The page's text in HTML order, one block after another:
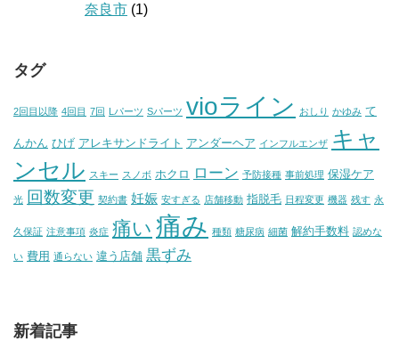
奈良市 (1)
タグ
2回目以降 4回目 7回 Lパーツ Sパーツ vioライン おしり かゆみ て
んかん ひげ アレキサンドライト アンダーヘア インフルエンザ キャ
ンセル スキー スノボ ホクロ ローン 予防接種 事前処理 保湿ケア
光 回数変更 契約書 妊娠 安すぎる 店舗移動 指脱毛 日程変更 機器 残す 永
久保証 注意事項 炎症 痛い 痛み 種類 糖尿病 細菌 解約手数料 認めな
い 費用 通らない 違う店舗 黒ずみ
新着記事